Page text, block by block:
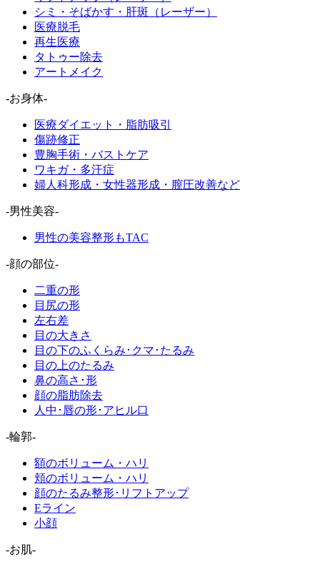
シミ・そばかす・肝斑（レーザー）
医療脱毛
再生医療
タトゥー除去
アートメイク
-お身体-
医療ダイエット・脂肪吸引
傷跡修正
豊胸手術・バストケア
ワキガ・多汗症
婦人科形成・女性器形成・膣圧改善など
-男性美容-
男性の美容整形もTAC
-顔の部位-
二重の形
目尻の形
左右差
目の大きさ
目の下のふくらみ･クマ･たるみ
目の上のたるみ
鼻の高さ･形
顔の脂肪除去
人中･唇の形･アヒル口
-輪郭-
額のボリューム・ハリ
頬のボリューム・ハリ
顔のたるみ整形･リフトアップ
Eライン
小顔
-お肌-